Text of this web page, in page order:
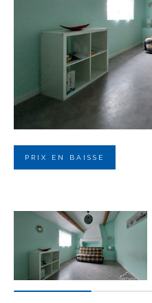
PRIX EN BAISSE
Budget
Budget
Surface
Surface
Référence
AFFINER
TERRASSE